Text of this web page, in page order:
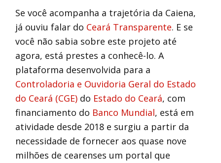
Se você acompanha a trajetória da Caiena,
já ouviu falar do Ceará Transparente. E se
você não sabia sobre este projeto até
agora, está prestes a conhecê-lo. A
plataforma desenvolvida para a
Controladoria e Ouvidoria Geral do Estado
do Ceará (CGE) do Estado do Ceará, com
financiamento do Banco Mundial, está em
atividade desde 2018 e surgiu a partir da
necessidade de fornecer aos quase nove
milhões de cearenses um portal que